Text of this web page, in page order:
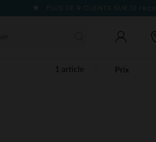
PLUS DE 9 CLIENTS SUR 10
1 article